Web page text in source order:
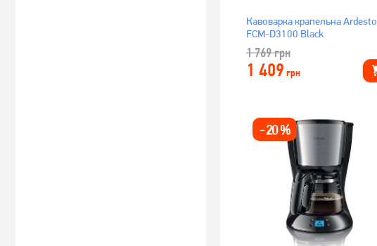
Кавоварка крапельна Ardesto
FCM-D3100 Black
1 769грн
1 409 грн
-20%